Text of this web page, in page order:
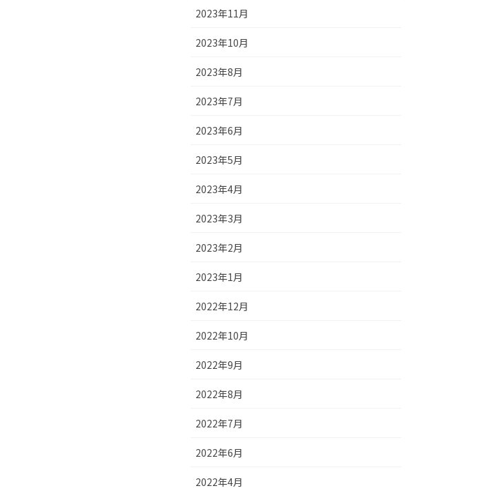
2023年11月
2023年10月
2023年8月
2023年7月
2023年6月
2023年5月
2023年4月
2023年3月
2023年2月
2023年1月
2022年12月
2022年10月
2022年9月
2022年8月
2022年7月
2022年6月
2022年4月